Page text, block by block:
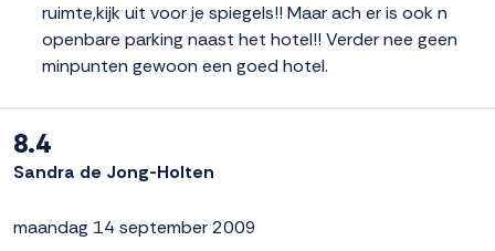
ruimte,kijk uit voor je spiegels!! Maar ach er is ook n
openbare parking naast het hotel!! Verder nee geen
minpunten gewoon een goed hotel.
8.4
Sandra de Jong-Holten
maandag 14 september 2009